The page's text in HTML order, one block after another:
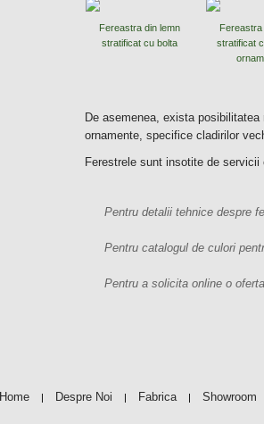
Fereastra din lemn
stratificat cu bolta
Fereastra
stratificat
De asemenea, exista
ornamente, specifice cladirilor
Ferestrele sunt insotite de
Pentru detalii tehnice despre
Pentru catalogul de culori
Pentru a solicita online o
Home | Despre Noi | Fabrica | Showroom